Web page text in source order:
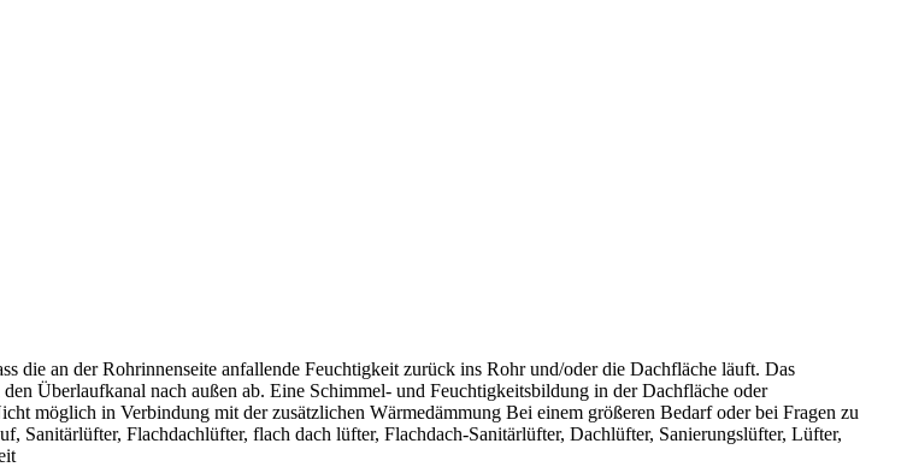
die an der Rohrinnenseite anfallende Feuchtigkeit zurück ins Rohr und/oder die Dachfläche läuft. Das
Überlaufkanal nach außen ab. Eine Schimmel- und Feuchtigkeitsbildung in der Dachfläche oder
möglich in Verbindung mit der zusätzlichen Wärmedämmung Bei einem größeren Bedarf oder bei Fragen zu
Sanitärlüfter, Flachdachlüfter, flach dach lüfter, Flachdach-Sanitärlüfter, Dachlüfter, Sanierungslüfter, Lüfter,